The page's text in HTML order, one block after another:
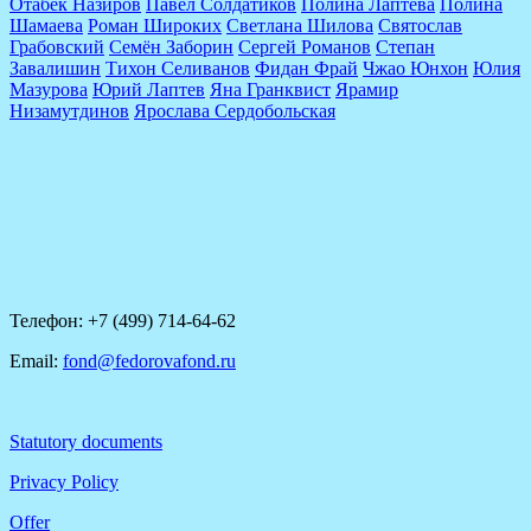
Отабек Назиров Павел Солдатиков Полина Лаптева Полина
Шамаева Роман Широких Светлана Шилова Святослав
Грабовский Семён Заборин Сергей Романов Степан
Завалишин Тихон Селиванов Фидан Фрай Чжао Юнхон Юлия
Мазурова Юрий Лаптев Яна Гранквист Ярамир
Низамутдинов Ярослава Сердобольская
Телефон: +7 (499) 714-64-62
Email: fond@fedorovafond.ru
Statutory documents
Privacy Policy
Offer